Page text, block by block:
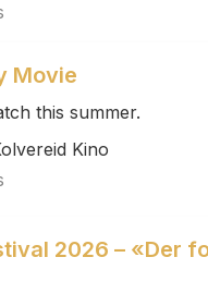
Movie
this summer.
Kino
2026 – «Der